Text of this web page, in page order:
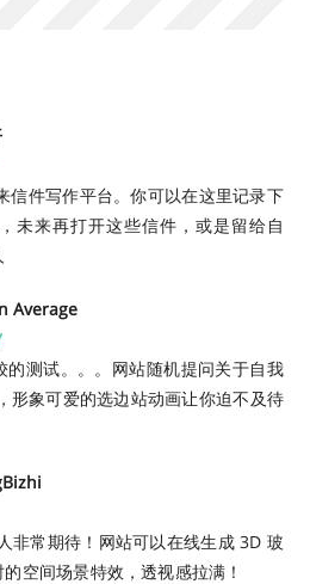
件写作平台。你可以在这里记录下
未来再打开这些信件，或是留给自
Average
的测试。。。网站随机提问关于自我
形象可爱的选边站动画让你迫不及待
非常期待！网站可以在线生成 3D 玻
空间场景特效，透视感拉满！